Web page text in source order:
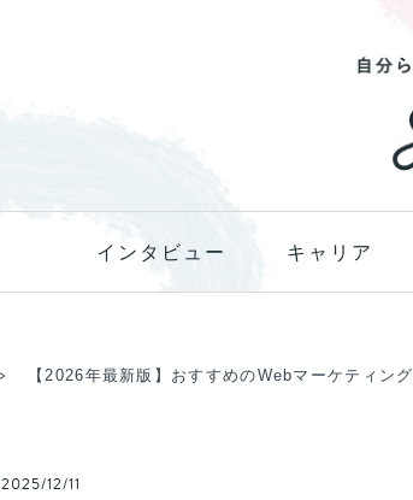
インタビュー キャリア
【2026年最新版】おすすめのWebマーケティン
2025/12/11